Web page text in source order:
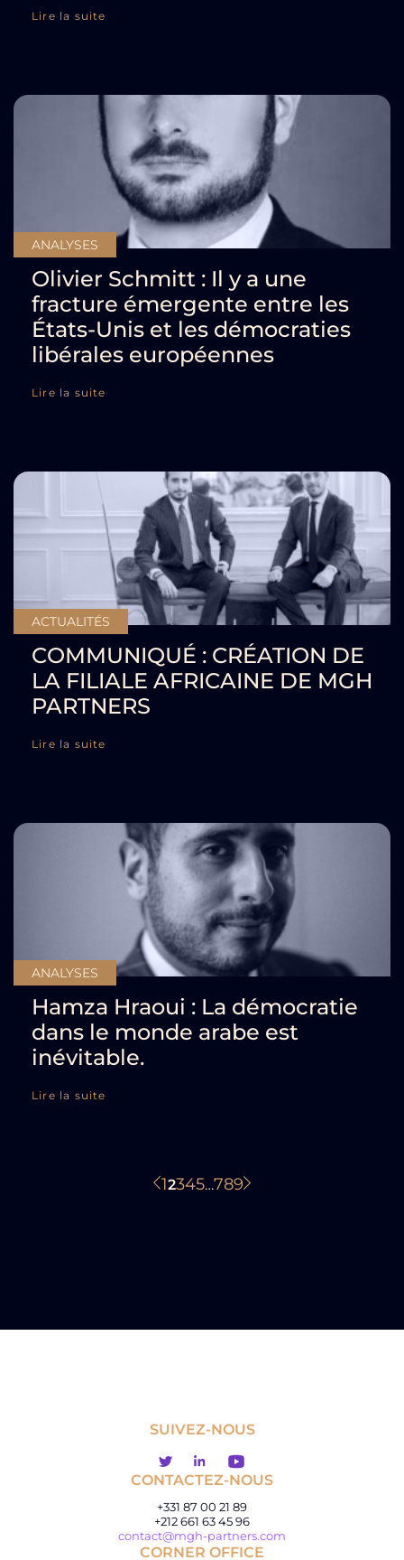
Lire la suite
ANALYSES
Olivier Schmitt : Il y a une
fracture émergente entre les
États-Unis et les démocraties
libérales européennes
Lire la suite
ACTUALITÉS
COMMUNIQUÉ : CRÉATION DE
LA FILIALE AFRICAINE DE MGH
PARTNERS
Lire la suite
ANALYSES
Hamza Hraoui : La démocratie
dans le monde arabe est
inévitable.
Lire la suite
12345…789
SUIVEZ-NOUS
CONTACTEZ-NOUS
+331 87 00 21 89
+212 661 63 45 96
contact@mgh-partners.com
CORNER OFFICE